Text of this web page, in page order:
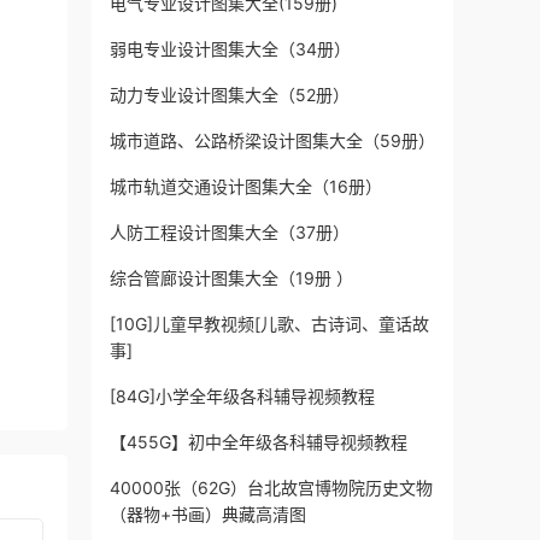
弱电专业设计图集大全（34册）
动力专业设计图集大全（52册）
城市道路、公路桥梁设计图集大全（59册）
城市轨道交通设计图集大全（16册）
人防工程设计图集大全（37册）
综合管廊设计图集大全（19册 ）
[10G]儿童早教视频[儿歌、古诗词、童话故
事]
[84G]小学全年级各科辅导视频教程
【455G】初中全年级各科辅导视频教程
40000张（62G）台北故宫博物院历史文物
（器物+书画）典藏高清图